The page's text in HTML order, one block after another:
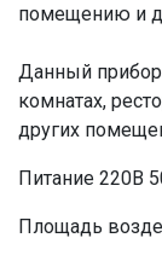
помещению и
Данный
комнатах,
других
Питание 220В
Площадь